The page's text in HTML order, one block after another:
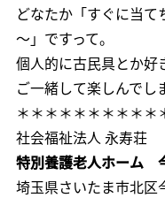
どなたか「すぐに当
～」ですって。
個人的に古民具とか好
ご一緒して楽しんでし
＊＊＊＊＊＊＊＊＊＊
社会福祉法人 永寿荘
特別養護老人ホーム
埼玉県さいたま市北区